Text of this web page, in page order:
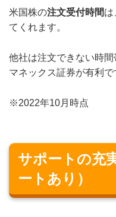
米国株の注文受付時間は
てくれます。
他社は注文できない時
マネックス証券が有利で
※2022年10月時点
サポートの充
ートあり）